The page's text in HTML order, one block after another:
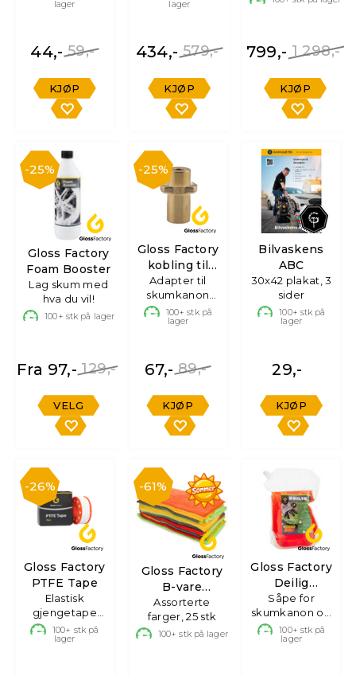
lager
59,-
44,-
KJØP
lager
579,-
434,-
KJØP
1 298,-
799,-
KJØP
25%
Gloss Factory
Foam Booster
Lag skum med
hva du vil!
100+ stk på lager
129,-
Fra 97,-
VELG
25%
Gloss Factory
kobling til
AVA
Adapter til
skumkanon
mot pistol
100+ stk på
lager
89,-
67,-
KJØP
Bilvaskens
ABC
30x42 plakat, 3
sider
100+ stk på
lager
29,-
KJØP
26%
Gloss Factory
PTFE Tape
Elastisk
gjengetape
18mm x 15m
100+ stk på
lager
61%
Gloss Factory
B-vare
Mikrofiberkluter
Assorterte
farger, 25 stk
100+ stk på lager
Gloss Factory
Deilig
Bilshampo
m/balsam
Såpe for
skumkanon og
bøtte, 3L
100+ stk på
lager